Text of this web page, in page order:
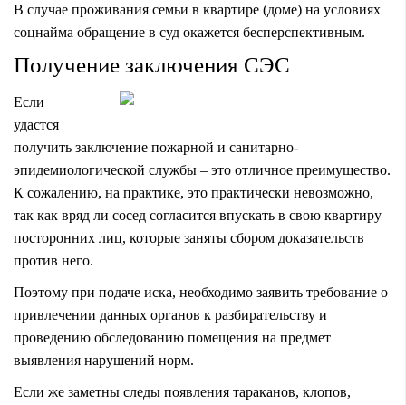
В случае проживания семьи в квартире (доме) на условиях
соцнайма обращение в суд окажется бесперспективным.
Получение заключения СЭС
Если
удастся
получить заключение пожарной и санитарно-
эпидемиологической службы – это отличное преимущество.
К сожалению, на практике, это практически невозможно,
так как вряд ли сосед согласится впускать в свою квартиру
посторонних лиц, которые заняты сбором доказательств
против него.
Поэтому при подаче иска, необходимо заявить требование о
привлечении данных органов к разбирательству и
проведению обследованию помещения на предмет
выявления нарушений норм.
Если же заметны следы появления тараканов, клопов,